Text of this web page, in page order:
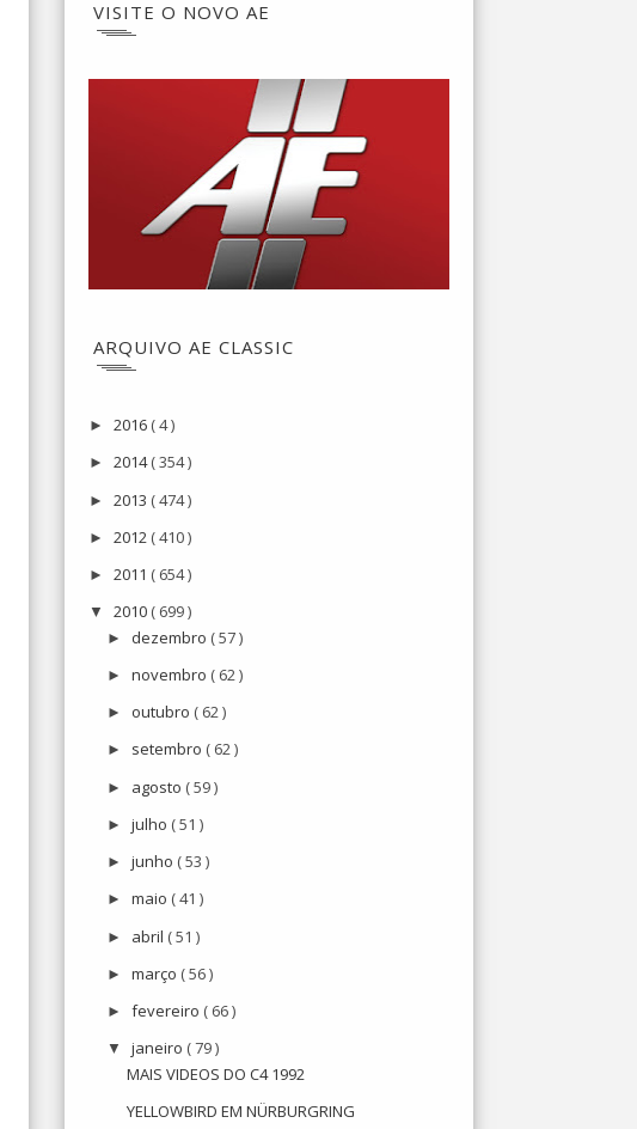
VISITE O NOVO AE
ARQUIVO AE CLASSIC
► 2016 ( 4 )
► 2014( 354 )
► 2013 ( 474 )
► 2012 ( 410 )
► 2011 ( 654 )
▼ 2010 ( 699 )
► dezembro ( 57 )
►novembro ( 62 )
► outubro ( 62 )
► setembro ( 62 )
► agosto ( 59 )
►julho ( 51 )
►junho ( 53 )
►maio ( 41 )
► abril ( 51 )
►março ( 56 )
►fevereiro ( 66 )
▼janeiro ( 79 )
MAIS VIDEOS DO C4 1992
YELLOWBIRD EM NÜRBURGRING